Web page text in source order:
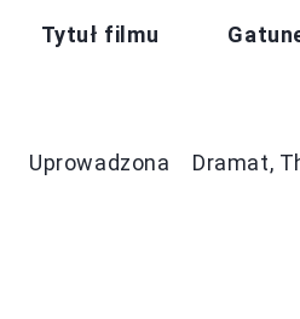
Tytuł filmu
Uprowadzona Dramat,